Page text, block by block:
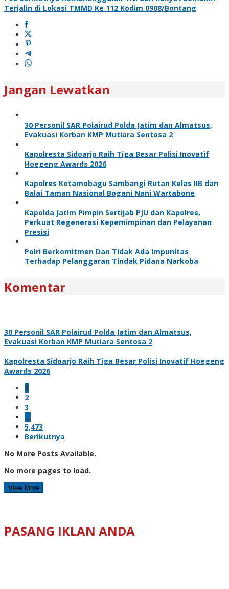
Terjalin di Lokasi TMMD Ke 112 Kodim 0908/Bontang
Jangan Lewatkan
30 Personil SAR Polairud Polda Jatim dan Almatsus,
Evakuasi Korban KMP Mutiara Sentosa 2
Kapolresta Sidoarjo Raih Tiga Besar Polisi Inovatif
Hoegeng Awards 2026
Kapolres Kotamobagu Sambangi Rutan Kelas IIB dan
Balai Taman Nasional Bogani Nani Wartabone
Kapolda Jatim Pimpin Sertijab PJU dan Kapolres,
Perkuat Regenerasi Kepemimpinan dan Pelayanan
Presisi
Polri Berkomitmen Dan Tidak Ada Impunitas
Terhadap Pelanggaran Tindak Pidana Narkoba
Komentar
30 Personil SAR Polairud Polda Jatim dan Almatsus,
Evakuasi Korban KMP Mutiara Sentosa 2
Kapolresta Sidoarjo Raih Tiga Besar Polisi Inovatif Hoegeng
Awards 2026
1
2
3
…
5,473
Berikutnya
No More Posts Available.
No more pages to load.
View More
PASANG IKLAN ANDA